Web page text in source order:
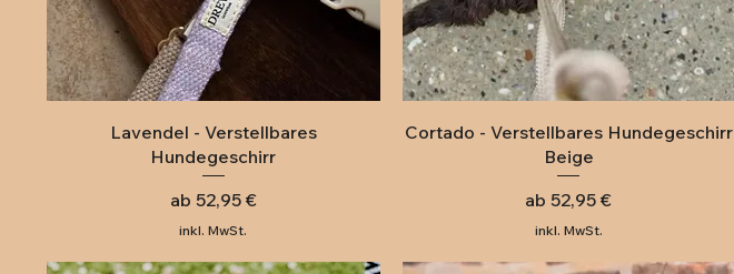
Schnellansicht
Lavendel - Verstellbares
Hundegeschirr
ab 52,95 €
Sale-Preis
inkl. MwSt.
Schnellansicht
Cortado - Verstellbares Hundegeschirr
Beige
ab 52,95 €
Sale-Preis
inkl. MwSt.